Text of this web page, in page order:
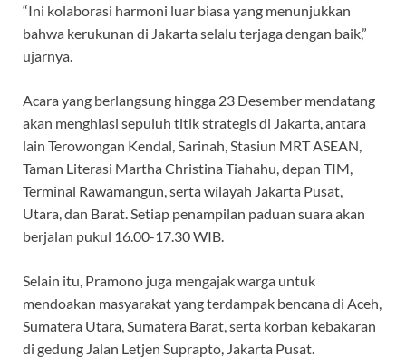
“Ini kolaborasi harmoni luar biasa yang menunjukkan
bahwa kerukunan di Jakarta selalu terjaga dengan baik,”
ujarnya.
Acara yang berlangsung hingga 23 Desember mendatang
akan menghiasi sepuluh titik strategis di Jakarta, antara
lain Terowongan Kendal, Sarinah, Stasiun MRT ASEAN,
Taman Literasi Martha Christina Tiahahu, depan TIM,
Terminal Rawamangun, serta wilayah Jakarta Pusat,
Utara, dan Barat. Setiap penampilan paduan suara akan
berjalan pukul 16.00-17.30 WIB.
Selain itu, Pramono juga mengajak warga untuk
mendoakan masyarakat yang terdampak bencana di Aceh,
Sumatera Utara, Sumatera Barat, serta korban kebakaran
di gedung Jalan Letjen Suprapto, Jakarta Pusat.